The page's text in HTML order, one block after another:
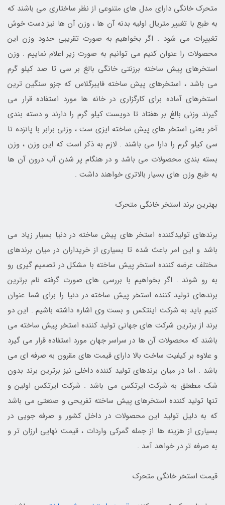
متحرک خانگی دارای مدل های متنوعی از نظر ساختاری می باشند که
به طبع با تغییر متریال اولیه بدنه آن ها ، وزن آن ها نیز دست خوش
تغییرات می شود . اگر بخواهیم به صورت تقریبی حدود وزن این
محصولات را عنوان کنیم می توانیم به صورت زیر اعلام نماییم . وزن
استخرهای پیش ساخته برزنتی خانگی بالغ بر سی تا صد کیلو گرم
می باشد ، استخرهای پیش ساخته فایبرگلاس که جزو سنگین ترین
استخرهای آماده برای کارگزاری در خانه ها مورد استفاده قرار می
گیرند وزنی بالغ بر هفتاد تا دویست کیلو گرم را دارند و دسته بندی
آخر یعنی استخر های پیش ساخته ایزی ست ، وزنی برابر با پانزده تا
سی کیلو گرم را دارا می باشند . لازم به ذکر است که این وزن ، وزن
بسته بندی محصولات می باشد و در هنگام پر شدن آب درون آن ها
به طبع وزن های بسیار بالاتری خواهند داشت .
بهترین برند استخر خانگی متحرک
برندهای تولیدکننده استخر های پیش ساخته در دنیا بسیار زیاد می
باشد و این امر باعث شده تا بسیاری از خریداران در میان برندهای
مختلف عرضه کننده استخر پیش ساخته با مشکل در تصمیم گیری رو
به رو شوند . اگر بخواهیم با بررسی های صورت گرفته نام برترین
برندهای تولید کننده استخر پیش ساخته در دنیا را برای شما عنوان
کنیم باید به شرکت اینتکس و بست وی اشاره داشته باشیم . این دو
برند از برترین شرکت های جهانی تولید کننده استخر پیش ساخته می
باشند که محصولات آن ها در سراسر جهان مورد استفاده قرار می گیرد
و علاوه بر کیفیت ساخت بالا دارای قیمت های مقرون به صرفه ای می
باشد . اما در میان برندهای تولید کننده داخلی نیز برترین برند بدون
شک مطعلق به شرکت ایرتکس می باشد . شرکت ایرتکس اولین و
تنها تولید کننده استخرهای پیش ساخته تفریحی و صنعتی می باشد
که به دلیل تولید این محصولات در داخل کشور و صرفه جویی در
بسیاری از هزینه ها از جمله گمرکی واردات ، قیمت نهایی ارزان تر و
به صرفه تر در خواهد آمد .
قیمت استخر خانگی متحرک